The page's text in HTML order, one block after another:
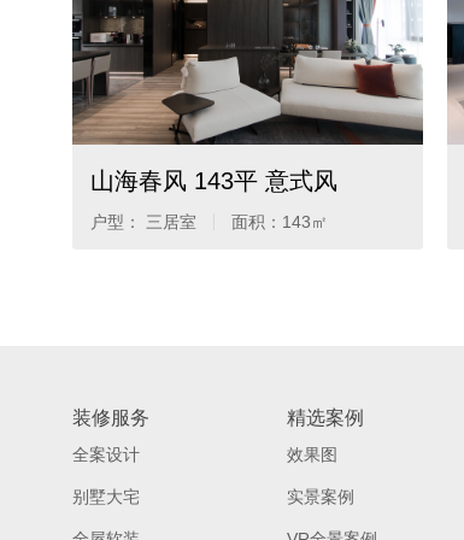
山海春风 143平 意式风
户型： 三居室 面积： 143㎡
装修服务
全案设计
别墅大宅
精选案例
效果图
实景案例